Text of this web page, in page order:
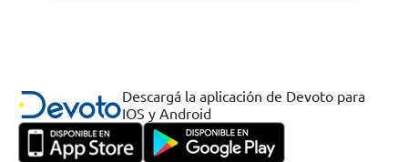
Descargá la aplicación de Devoto para
IOS y Android